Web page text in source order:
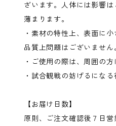
ざいます。人体には影響
薄まります。
・素材の特性上、表面に
品質上問題はございません
・ご使用の際は、周囲の
・試合観戦の妨げるにな
【お届け日数】
原則、ご注文確認後７日営